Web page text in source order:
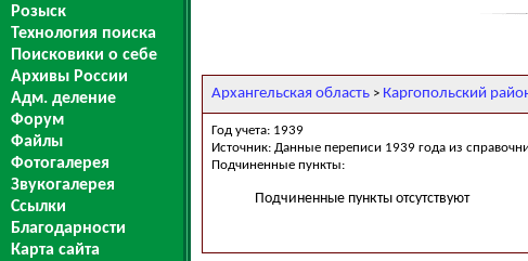
Розыск
Технология поиска
Поисковики о себе
Архивы России
Адм. деление
Форум
Файлы
Фотогалерея
Звукогалерея
Ссылки
Благодарности
Карта сайта
Архангельская область > Каргопольский
Год учета: 1939
Источник: Данные переписи 1939 года из
Подчиненные пункты:
Подчиненные пункты отсутствуют